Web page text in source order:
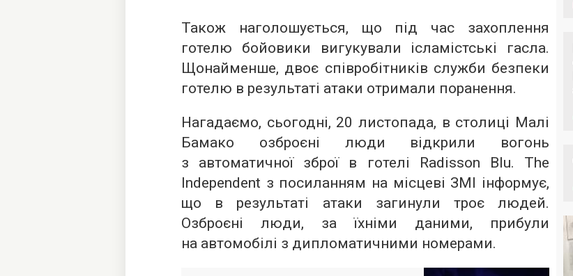
Також наголошується, що під час захоплення
готелю бойовики вигукували ісламістські гасла.
Щонайменше, двоє співробітників служби безпеки
готелю в результаті атаки отримали поранення.
Нагадаємо, сьогодні, 20 листопада, в столиці Малі
Бамако озброєні люди відкрили вогонь
з автоматичної зброї в готелі Radisson Blu. The
Independent з посиланням на місцеві ЗМІ інформує,
що в результаті атаки загинули троє людей.
Озброєні люди, за їхніми даними, прибули
на автомобілі з дипломатичними номерами.